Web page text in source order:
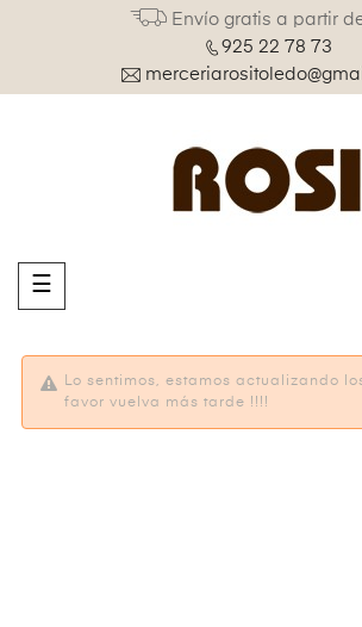
Envío gratis a partir
925 22 78 73
Navegación
de
☰
Lo sentimos, estamos actualizando
favor vuelva más tarde !!!!